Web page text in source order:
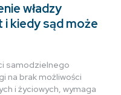
władzy
i kiedy sąd może
samodzielnego
na brak możliwości
i życiowych, wymaga